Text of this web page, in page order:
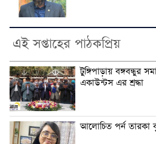
এই সপ্তাহের পাঠকপ্রিয়
টুঙ্গিপাড়ায় বঙ্গবন্ধুর
একাউন্টস এর শ্রদ্ধা
আলোচিত পর্ন তারকা